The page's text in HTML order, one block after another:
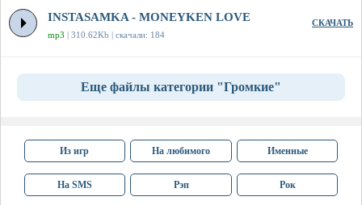
INSTASAMKA - MONEYKEN LOVE
mp3 | 310.62Kb | скачали: 184
СКАЧАТЬ
Еще файлы категории "Громкие"
Из игр На любимого Именные
На SMS Рэп Рок